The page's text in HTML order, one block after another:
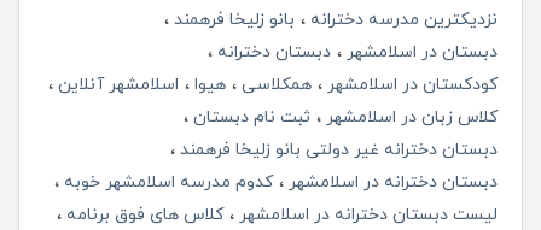
نزدیکترین مدرسه دخترانه
بانو زلیخا فرهمند
دبستان در اسلامشهر
دبستان دخترانه
کودکستان در اسلامشهر
همکلاسی هیوا
اسلامشهر آنلاین
کلاس زبان در اسلامشهر
ثبت نام دبستان
دبستان دخترانه غیر دولتی بانو زلیخا فرهمند
دبستان دخترانه در اسلامشهر
کدوم مدرسه اسلامشهر خوبه
لیست دبستان دخترانه در اسلامشهر
کلاس های فوق برنامه